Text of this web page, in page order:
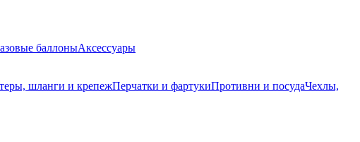
баллоныАксессуары
шланги и крепежПерчатки и фартукиПротивни и посудаЧехлы,